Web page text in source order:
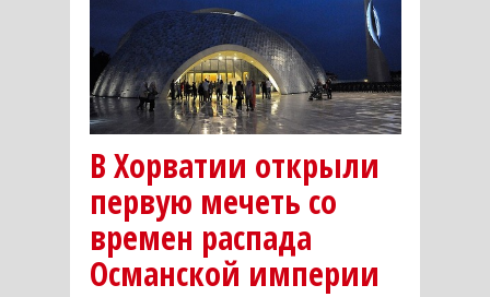
В Хорватии открыли
первую мечеть со
времен распада
Османской империи